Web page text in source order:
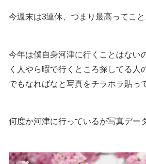
今週末は3連休、つまり最高ってこと
今年は僕自身河津に行くことはない
く人やら暇で行くところ探してる人
でもなればなと写真をチラホラ貼っ
何度か河津に行っているが写真デー